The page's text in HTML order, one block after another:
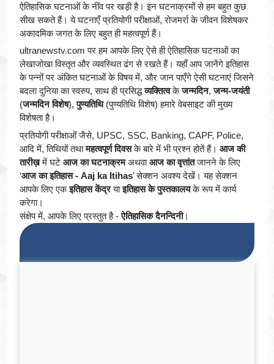
ऐतिहासिक घटनाओं के नींव पर खड़ी है। इन घटनाक्रमों से हम बहुत कुछ
सीख सकते हैं। ये घटनाएँ प्रतियोगी परीक्षाओं, रोजमर्रा के जीवन विशेषकर
अकादमिक जगत के लिए बहुत ही महत्वपूर्ण हैं।
ultranewstv.com पर हम आपके लिए ऐसे ही ऐतिहासिक घटनाओं का
लेखाजोखा विस्तृत और व्यवस्थित ढंग से रखते हैं। यहाँ आप जानेंगे इतिहास
के पन्नों पर अंकित घटनाओं के विषय में, और जान पाएँगे ऐसी घटनाएं जिसने
बदला दुनिया का स्वरुप, साथ ही प्रसिद्धव्यक्तित्वकेजन्मदिन,जन्म-जयंती
(जन्मदिन विशेष),पुण्यतिथि (पुण्यतिथि विशेष) हमारे वेबसाइट की मुख्य
विशेषता है।
प्रतियोगी परीक्षाओं जैसे, UPSC, SSC, Banking, CAPF, Police,
आदि में, तिथियों तथामहत्वपूर्ण दिवसके बारे में भी प्रश्न होतें हैं। आज की
तारीख़में घटे आज का घटनाक्रमअथवाआज का वृत्तांतजानने के लिए
‘आज का इतिहास - Aaj ka Itihas’ सेक्शन अवश्य देखें। यह सेक्शन
आपके लिए एकइतिहास केंद्रयाइतिहास के पुस्तकालयके रूप में कार्य
करेगा।
संक्षेप में, आपके लिए प्रस्तुत है -ऐतिहासिक दैनन्दिनी।